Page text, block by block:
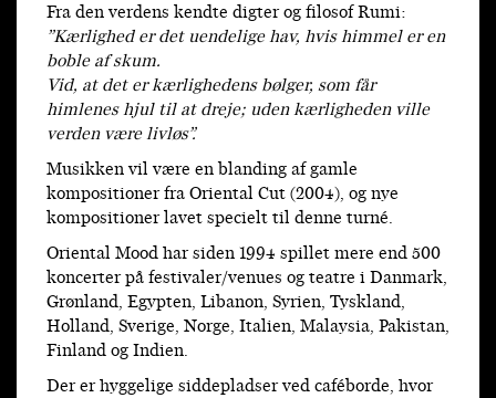
Fra den verdens kendte digter og filosof Rumi:
”Kærlighed er det uendelige hav, hvis himmel er en
boble af skum.
Vid, at det er kærlighedens bølger, som får
himlenes hjul til at dreje; uden kærligheden ville
verden være livløs”.
Musikken vil være en blanding af gamle
kompositioner fra Oriental Cut (2004), og nye
kompositioner lavet specielt til denne turné.
Oriental Mood har siden 1994 spillet mere end 500
koncerter på festivaler/venues og teatre i Danmark,
Grønland, Egypten, Libanon, Syrien, Tyskland,
Holland, Sverige, Norge, Italien, Malaysia, Pakistan,
Finland og Indien.
Der er hyggelige siddepladser ved caféborde, hvor